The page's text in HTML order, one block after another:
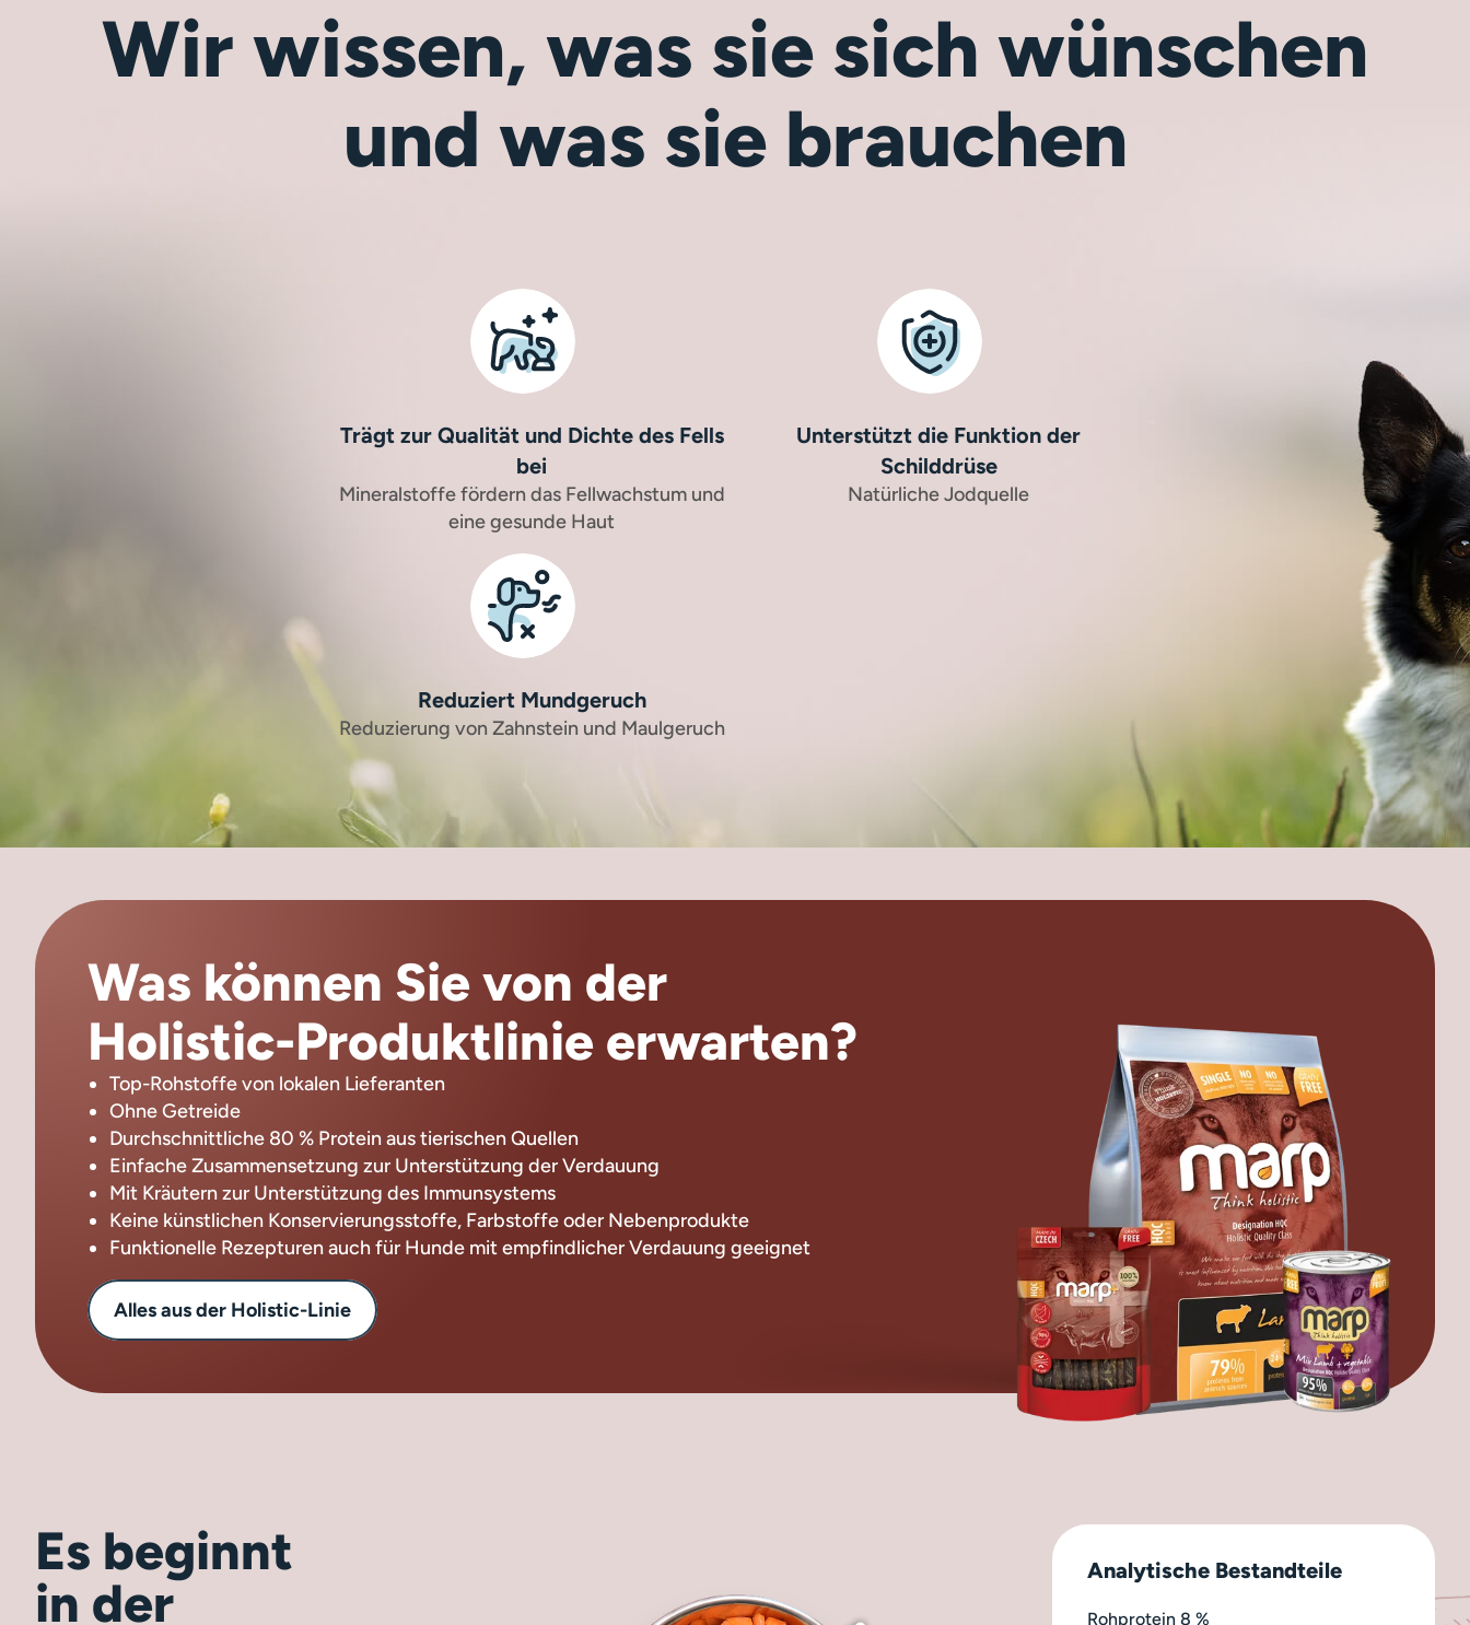
Wir wissen, was sie sich wünschen
und was sie brauchen
Trägt zur Qualität und Dichte des Fells
bei
Mineralstoffe fördern das Fellwachstum und
eine gesunde Haut
Unterstützt die Funktion der
Schilddrüse
Natürliche Jodquelle
Reduziert Mundgeruch
Reduzierung von Zahnstein und Maulgeruch
Was können Sie von der
Holistic-Produktlinie erwarten?
Top-Rohstoffe von lokalen Lieferanten
Ohne Getreide
Durchschnittliche 80 % Protein aus tierischen Quellen
Einfache Zusammensetzung zur Unterstützung der Verdauung
Mit Kräutern zur Unterstützung des Immunsystems
Keine künstlichen Konservierungsstoffe, Farbstoffe oder Nebenprodukte
Funktionelle Rezepturen auch für Hunde mit empfindlicher Verdauung geeignet
Alles aus der Holistic-Linie
Es beginnt
in der
Analytische Bestandteile
Rohprotein 8 %